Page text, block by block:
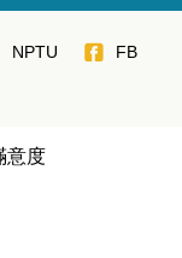
NPTU FB
意度